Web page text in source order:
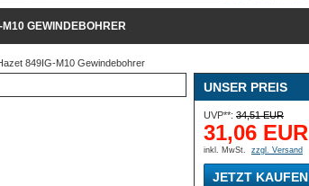
M10 GEWINDEBOHRER
849IG-M10 Gewindebohrer
UNSER PREIS
UVP**: 34,51 EUR
31,06 EUR
inkl. MwSt. zzgl. Versand
JETZT KAUFEN